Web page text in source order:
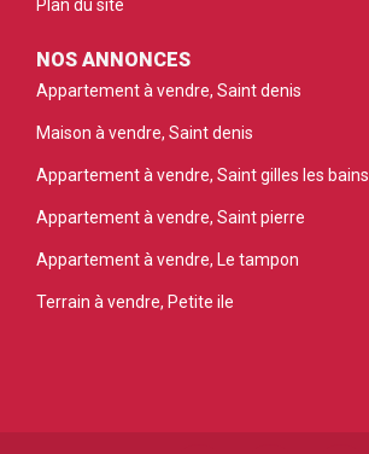
Plan du site
NOS ANNONCES
Appartement à vendre, Saint denis
Maison à vendre, Saint denis
Appartement à vendre, Saint gilles les bains
Appartement à vendre, Saint pierre
Appartement à vendre, Le tampon
Terrain à vendre, Petite ile